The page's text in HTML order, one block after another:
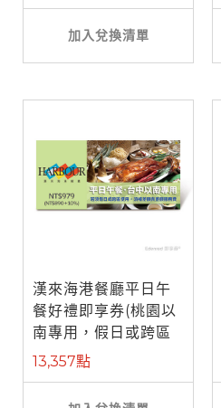
加入兌換清單
漢來海港餐廳平日午
餐好禮即享券(桃園以
南專用，假日或跨區
使用補需差 ...
13,357點